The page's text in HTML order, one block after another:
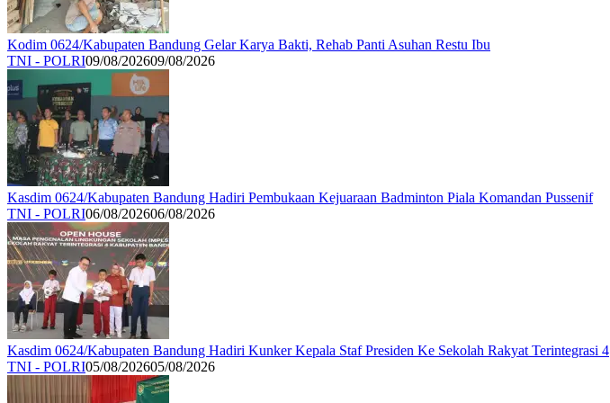
Kodim 0624/Kabupaten Bandung Gelar Karya Bakti, Rehab Panti Asuhan Restu Ibu
TNI - POLRI09/08/202609/08/2026
Kasdim 0624/Kabupaten Bandung Hadiri Pembukaan Kejuaraan Badminton Piala Komandan Pussenif
TNI - POLRI06/08/202606/08/2026
Kasdim 0624/Kabupaten Bandung Hadiri Kunker Kepala Staf Presiden Ke Sekolah Rakyat Terintegrasi 4
TNI - POLRI05/08/202605/08/2026